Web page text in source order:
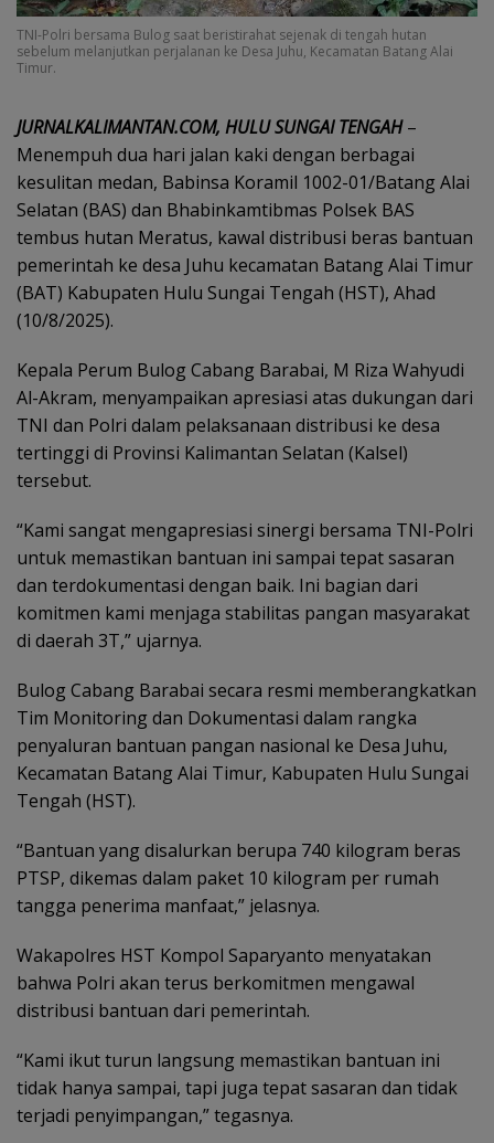
TNI-Polri bersama Bulog saat beristirahat sejenak di tengah hutan
sebelum melanjutkan perjalanan ke Desa Juhu, Kecamatan Batang Alai
Timur.
JURNALKALIMANTAN.COM, HULU SUNGAI TENGAH–
Menempuh dua hari jalan kaki dengan berbagai
kesulitan medan, Babinsa Koramil 1002-01/Batang Alai
Selatan (BAS) dan Bhabinkamtibmas Polsek BAS
tembus hutan Meratus, kawal distribusi beras bantuan
pemerintah ke desa Juhu kecamatan Batang Alai Timur
(BAT) Kabupaten Hulu Sungai Tengah (HST), Ahad
(10/8/2025).
Kepala Perum Bulog Cabang Barabai, M Riza Wahyudi
Al-Akram, menyampaikan apresiasi atas dukungan dari
TNI dan Polri dalam pelaksanaan distribusi ke desa
tertinggi di Provinsi Kalimantan Selatan (Kalsel)
tersebut.
“Kami sangat mengapresiasi sinergi bersama TNI-Polri
untuk memastikan bantuan ini sampai tepat sasaran
dan terdokumentasi dengan baik. Ini bagian dari
komitmen kami menjaga stabilitas pangan masyarakat
di daerah 3T,” ujarnya.
Bulog Cabang Barabai secara resmi memberangkatkan
Tim Monitoring dan Dokumentasi dalam rangka
penyaluran bantuan pangan nasional ke Desa Juhu,
Kecamatan Batang Alai Timur, Kabupaten Hulu Sungai
Tengah (HST).
“Bantuan yang disalurkan berupa 740 kilogram beras
PTSP, dikemas dalam paket 10 kilogram per rumah
tangga penerima manfaat,” jelasnya.
Wakapolres HST Kompol Saparyanto menyatakan
bahwa Polri akan terus berkomitmen mengawal
distribusi bantuan dari pemerintah.
“Kami ikut turun langsung memastikan bantuan ini
tidak hanya sampai, tapi juga tepat sasaran dan tidak
terjadi penyimpangan,” tegasnya.